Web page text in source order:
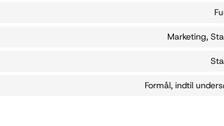
Marketing,
Formål, indtil